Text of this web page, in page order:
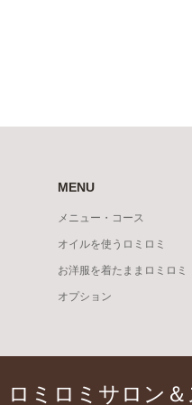
MENU
メニュー・コース
オイルを使うロミロミ
お洋服を着たままロミロミ
オプション
ロミロミサロン